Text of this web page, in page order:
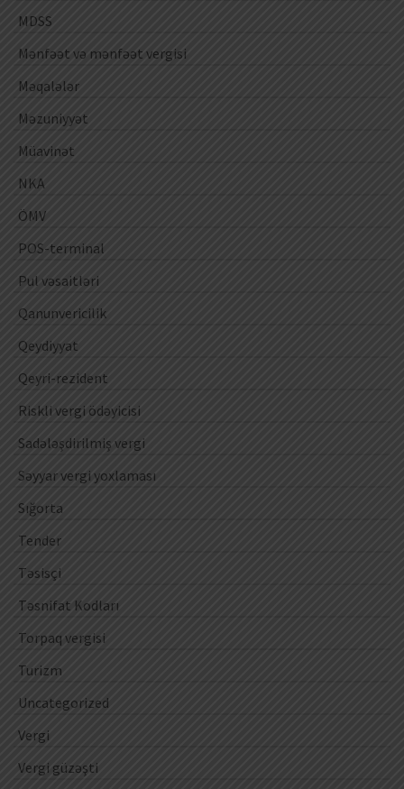
MDSS
Mənfəət və mənfəət vergisi
Məqalələr
Məzuniyyət
Müavinət
NKA
ÖMV
POS-terminal
Pul vəsaitləri
Qanunvericilik
Qeydiyyat
Qeyri-rezident
Riskli vergi ödəyicisi
Sadələşdirilmiş vergi
Səyyar vergi yoxlaması
Sığorta
Tender
Təsisçi
Təsnifat Kodları
Torpaq vergisi
Turizm
Uncategorized
Vergi
Vergi güzəşti